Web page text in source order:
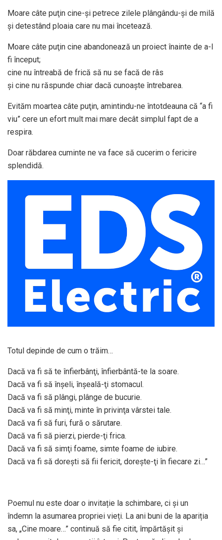
Moare câte puţin cine-şi petrece zilele plângându-şi de milă
şi detestând ploaia care nu mai încetează.
Moare câte puţin cine abandonează un proiect înainte de a-l
fi început;
cine nu întreabă de frică să nu se facă de râs
şi cine nu răspunde chiar dacă cunoaşte întrebarea.
Evităm moartea câte puţin, amintindu-ne întotdeauna că “a fi
viu” cere un efort mult mai mare decât simplul fapt de a
respira.
Doar răbdarea cuminte ne va face să cucerim o fericire
splendidă.
Totul depinde de cum o trăim…
Dacă va fi să te înfierbânţi, înfierbântă-te la soare.
Dacă va fi să înşeli, înşeală-ţi stomacul.
Dacă va fi să plângi, plânge de bucurie.
Dacă va fi să minţi, minte în privinţa vârstei tale.
Dacă va fi să furi, fură o sărutare.
Dacă va fi să pierzi, pierde-ţi frica.
Dacă va fi să simţi foame, simte foame de iubire.
Dacă va fi să doreşti să fii fericit, doreşte-ţi în fiecare zi…”
Poemul nu este doar o invitație la schimbare, ci și un
îndemn la asumarea propriei vieți. La ani buni de la apariția
sa, „Cine moare…” continuă să fie citit, împărtășit și